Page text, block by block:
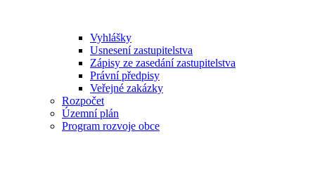
Vyhlášky
Usnesení zastupitelstva
Zápisy ze zasedání zastupitelstva
Právní předpisy
Veřejné zakázky
Rozpočet
Územní plán
Program rozvoje obce